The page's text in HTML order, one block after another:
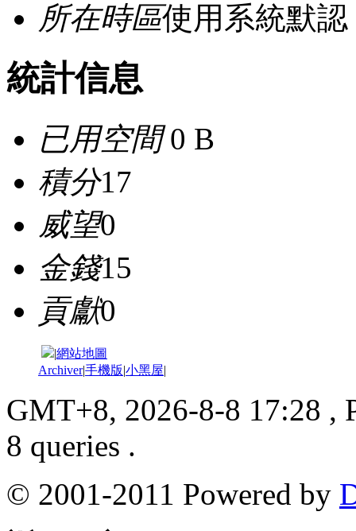
所在時區使用系統默認
統計信息
已用空間0 B
積分17
威望0
金錢15
貢獻0
|網站地圖
Archiver|手機版|小黑屋|
GMT+8, 2026-8-8 17:28 ,
8 queries .
© 2001-2011 Powered by